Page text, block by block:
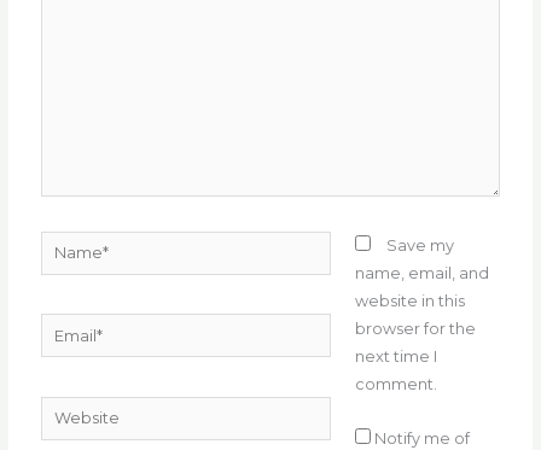
Name*
Email*
Website
Save my
name, email, and
website in this
browser for the
next time I
comment.
Notify me of